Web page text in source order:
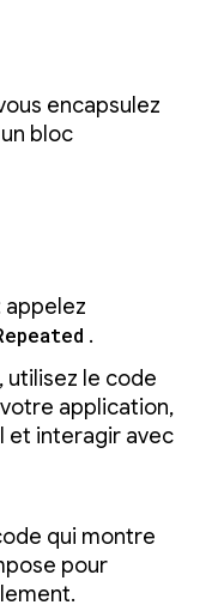
encapsulez
bloc
appelez
.
utilisez le code
application,
et interagir avec
qui montre
pour